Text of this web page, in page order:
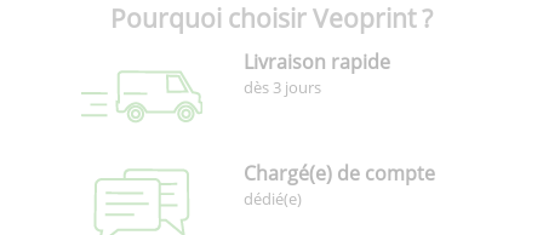
Pourquoi choisir Veoprint ?
Livraison rapide
dès 3 jours
Chargé(e) de compte
dédié(e)